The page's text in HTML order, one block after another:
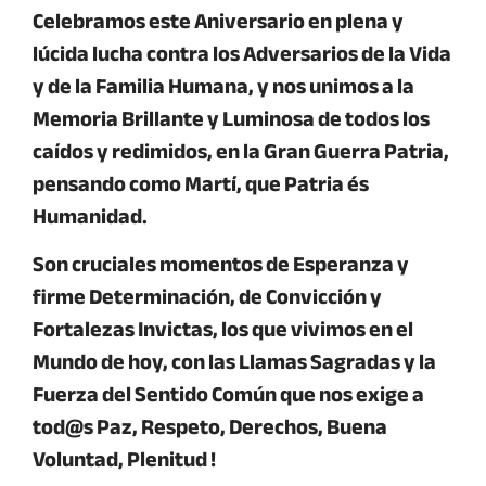
Celebramos este Aniversario en plena y
lúcida lucha contra losAdversarios de la Vida
y de laFamilia Humana, y nos unimos a la
Memoria Brillante y Luminosade todos los
caídos y redimidos, en la Gran Guerra Patria,
pensando como Martí, que Patria és
Humanidad.
Son cruciales momentos deEsperanzay
firmeDeterminación,deConvicción y
Fortalezas Invictas, los que vivimos en el
Mundo de hoy, con las Llamas Sagradas y la
Fuerza del Sentido Común que nos exige a
tod@s Paz, Respeto, Derechos, Buena
Voluntad, Plenitud !